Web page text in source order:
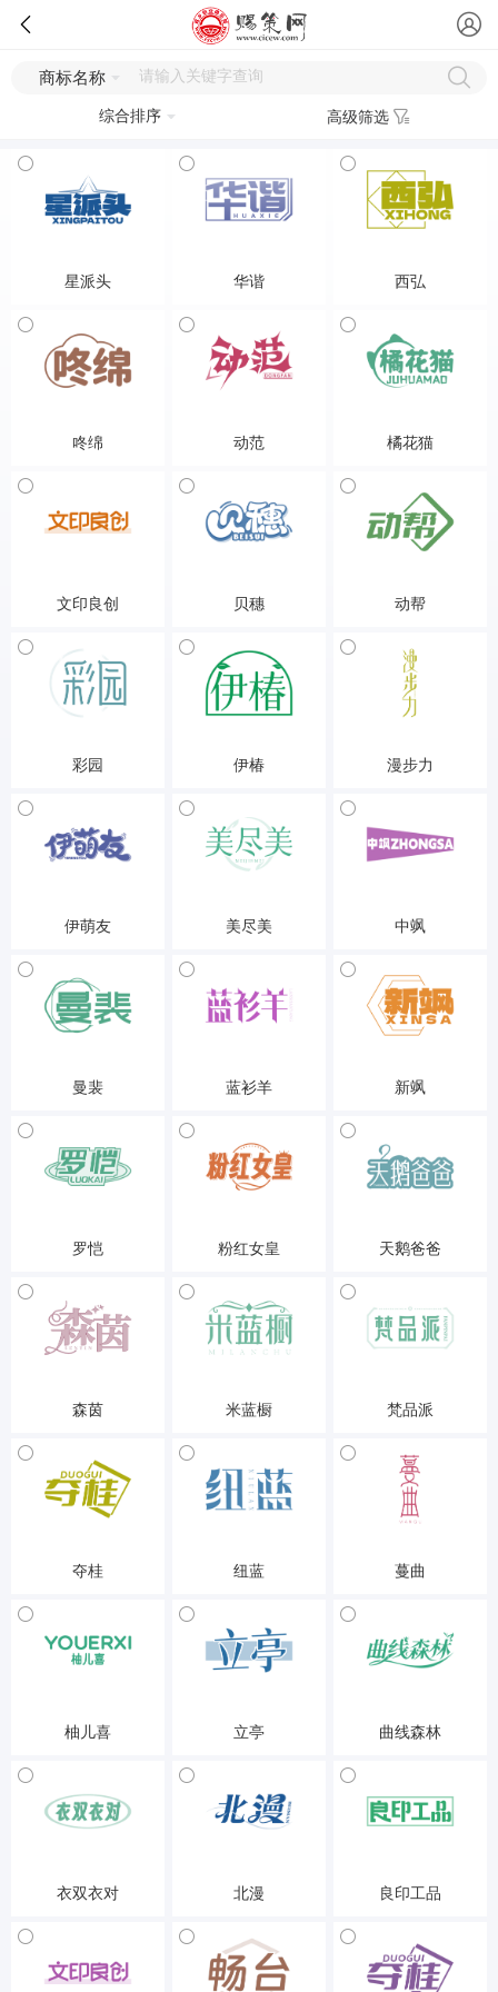
商标名称
综合排序 高级筛选
星派头
25-服装鞋帽
华谐
25-服装鞋帽
西弘
25-服装鞋帽
咚绵
25-服装鞋帽
动范
25-服装鞋帽
橘花猫
25-服装鞋帽
文印良创
25-服装鞋帽
贝穗
25-服装鞋帽
动帮
25-服装鞋帽
彩园
25-服装鞋帽
伊椿
25-服装鞋帽
漫步力
25-服装鞋帽
伊萌友
25-服装鞋帽
美尽美
25-服装鞋帽
中飒
25-服装鞋帽
曼裴
25-服装鞋帽
蓝衫羊
25-服装鞋帽
新飒
25-服装鞋帽
罗恺
25-服装鞋帽
粉红女皇
25-服装鞋帽
天鹅爸爸
25-服装鞋帽
森茵
25-服装鞋帽
米蓝橱
25-服装鞋帽
梵品派
25-服装鞋帽
夺桂
25-服装鞋帽
纽蓝
25-服装鞋帽
蔓曲
25-服装鞋帽
柚儿喜
25-服装鞋帽
立亭
25-服装鞋帽
曲线森林
25-服装鞋帽
衣双衣对
25-服装鞋帽
北漫
25-服装鞋帽
良印工品
28-体育玩具